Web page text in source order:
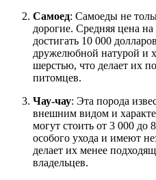
Самоед: Самоеды не
дорогие. Средняя цена
достигать 10 000
дружелюбной натурой и
шерстью, что делает их
питомцев.
Чау-чау: Эта порода
внешним видом и
могут стоить от 3 000 до
особого ухода и имеют
делает их менее
владельцев.